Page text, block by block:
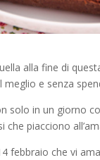
alla fine di
e senza
solo in un giorno
piacciono
febbraio che vi